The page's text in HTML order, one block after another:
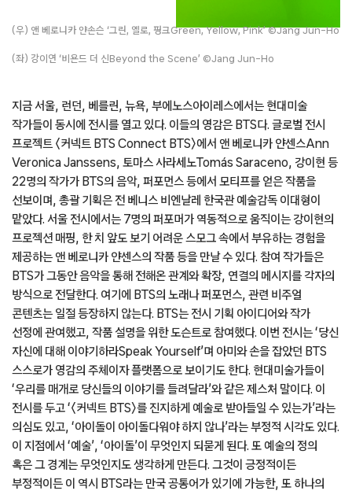
(우) 앤 베로니카 얀손슨 ‘그린, 옐로, 핑크Green, Yellow, Pink’ ©Jang Jun-Ho
(좌) 강이연 ‘비욘드 더 신Beyond the Scene’ ©Jang Jun-Ho
지금 서울, 런던, 베를린, 뉴욕, 부에노스아이레스에서는 현대미술
작가들이 동시에 전시를 열고 있다. 이들의 영감은 BTS다. 글로벌 전시
프로젝트 〈커넥트 BTS Connect BTS〉에서 앤 베로니카 얀센스Ann
Veronica Janssens, 토마스 사라세노Tomás Saraceno, 강이현 등
22명의 작가가 BTS의 음악, 퍼포먼스 등에서 모티프를 얻은 작품을
선보이며, 총괄 기획은 전 베니스 비엔날레 한국관 예술감독 이대형이
맡았다. 서울 전시에서는 7명의 퍼포머가 역동적으로 움직이는 강이현의
프로젝션 매핑, 한 치 앞도 보기 어려운 스모그 속에서 부유하는 경험을
제공하는 앤 베로니카 얀센스의 작품 등을 만날 수 있다. 참여 작가들은
BTS가 그동안 음악을 통해 전해온 관계와 확장, 연결의 메시지를 각자의
방식으로 전달한다. 여기에 BTS의 노래나 퍼포먼스, 관련 비주얼
콘텐츠는 일절 등장하지 않는다. BTS는 전시 기획 아이디어와 작가
선정에 관여했고, 작품 설명을 위한 도슨트로 참여했다. 이번 전시는 ‘당신
자신에 대해 이야기하라Speak Yourself’며 아미와 손을 잡았던 BTS
스스로가 영감의 주체이자 플랫폼으로 보이기도 한다. 현대미술가들이
‘우리를 매개로 당신들의 이야기를 들려달라’와 같은 제스처 말이다. 이
전시를 두고 ‘〈커넥트 BTS〉를 진지하게 예술로 받아들일 수 있는가’라는
의심도 있고, ‘아이돌이 아이돌다워야 하지 않나’라는 부정적 시각도 있다.
이 지점에서 ‘예술’, ‘아이돌’이 무엇인지 되묻게 된다. 또 예술의 정의
혹은 그 경계는 무엇인지도 생각하게 만든다. 그것이 긍정적이든
부정적이든 이 역시 BTS라는 만국 공통어가 있기에 가능한, 또 하나의